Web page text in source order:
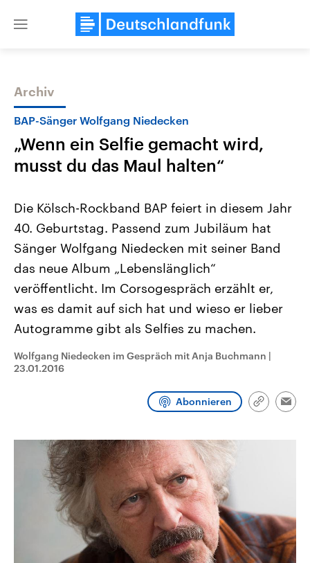
Close
Themen
Landtagswahl Sachsen-Anhalt
2026
Alle Informationen
Sachsen-Anhalt wählt am 6.
September 2026 einen neuen
Landtag. Seit 2021 wird das
Bundesland von einer Koalition aus
Umfragen, Prognosen,
und Hintergründe zu den Parteien
und Kandidaten der anstehenden
Wahl.
USA
Aktuelle Beiträge,
Hintergründe
Wirtschaftlich und
gehören die Vereinigten
den mächtigsten Ländern
mit großem Einfluss auf
Sendungen Programm Podcasts
Archiv
BAP-Sänger Wolfgang Niedecken
„Wenn ein Selfie gemacht wird,
musst du das Maul halten“
Die Kölsch-Rockband BAP feiert in diesem Jahr
40. Geburtstag. Passend zum Jubiläum hat
Sänger Wolfgang Niedecken mit seiner Band
das neue Album „Lebenslänglich“
veröffentlicht. Im Corsogespräch erzählt er,
was es damit auf sich hat und wieso er lieber
Autogramme gibt als Selfies zu machen.
Wolfgang Niedecken im Gespräch mit Anja Buchmann |
23.01.2016
Abonnieren
Link